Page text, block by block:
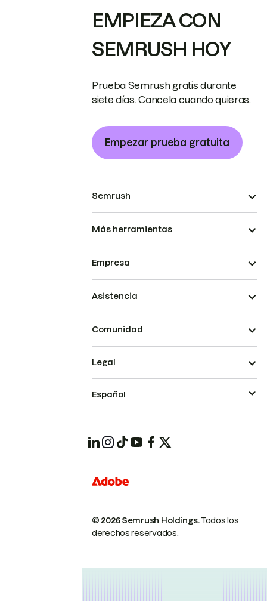
EMPIEZA CON
SEMRUSH HOY
Prueba Semrush gratis durante
siete días. Cancela cuando quieras.
Empezar prueba gratuita
Semrush
Más herramientas
Empresa
Asistencia
Comunidad
© 2026 Semrush Holdings.Todos los
derechos reservados.
Legal
Español